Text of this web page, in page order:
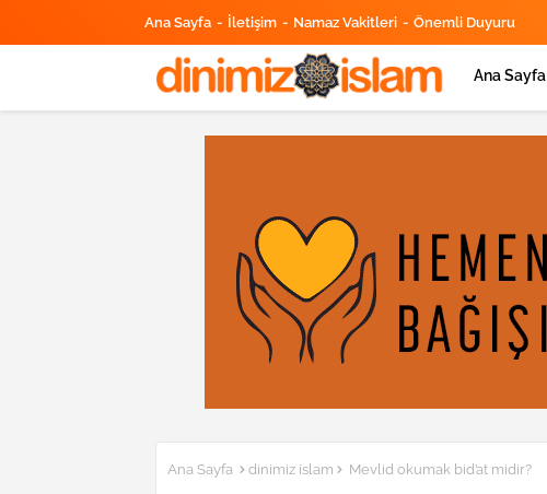
Ana Sayfa İletişim Namaz Vakitleri Önemli Duyuru
Ana Sayfa
Ana Sayfa dinimiz islam Mevlid okumak bid’at midir?